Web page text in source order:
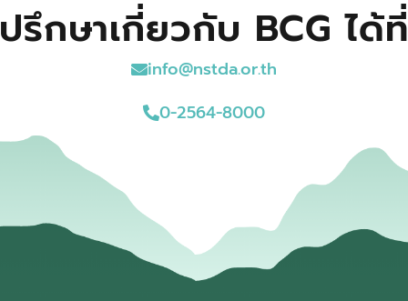
ปรึกษาเกี่ยวกับ BCG ได้ที่
info@nstda.or.th
0-2564-8000